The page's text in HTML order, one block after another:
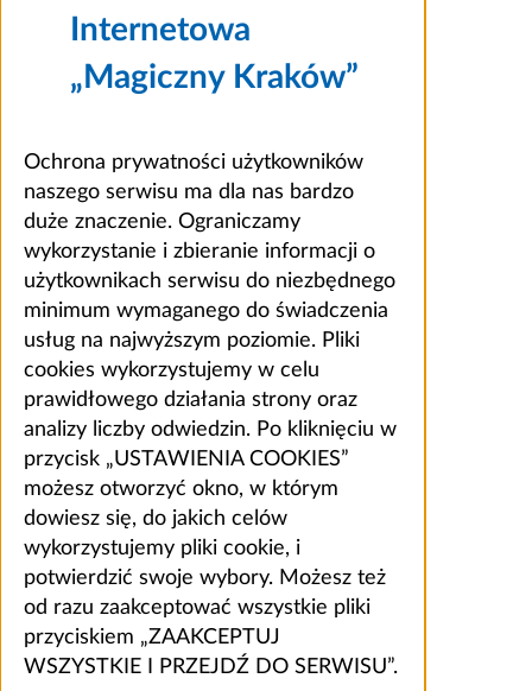
Internetowa
„Magiczny Kraków”
Ochrona prywatności użytkowników
naszego serwisu ma dla nas bardzo
duże znaczenie. Ograniczamy
wykorzystanie i zbieranie informacji o
użytkownikach serwisu do niezbędnego
minimum wymaganego do świadczenia
usług na najwyższym poziomie. Pliki
cookies wykorzystujemy w celu
prawidłowego działania strony oraz
analizy liczby odwiedzin. Po kliknięciu w
przycisk „USTAWIENIA COOKIES”
możesz otworzyć okno, w którym
dowiesz się, do jakich celów
wykorzystujemy pliki cookie, i
potwierdzić swoje wybory. Możesz też
od razu zaakceptować wszystkie pliki
przyciskiem „ZAAKCEPTUJ
WSZYSTKIE I PRZEJDŹ DO SERWISU”.